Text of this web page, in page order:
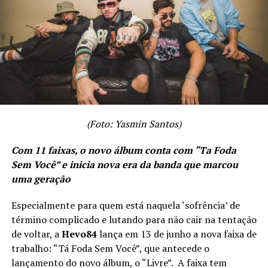
E morro por nós dois, em vão, em vão
Cansei de te esperar, amor
não posso mais ficar aqui
se eu choro por nós dois
A gente nunca foi assim
tão só você longe de mim
em nome de nós dois
eu vou, eu vou
(Foto: Yasmin Santos)
Com 11 faixas, o novo álbum conta com “Ta Foda
Sem Você” e inicia nova era da banda que marcou
uma geração
Especialmente para quem está naquela ‘sofrência’ de
término complicado e lutando para não cair na tentação
de voltar, aHevo84lança em 13 de junho a nova faixa de
trabalho: “Tá Foda Sem Você”, que antecede o
lançamento do novo álbum, o “Livre”. A faixa tem